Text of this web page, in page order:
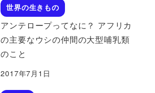
世界の生きもの
アンテロープってなに？ アフリカ
の主要なウシの仲間の大型哺乳類
のこと
2017年7月1日